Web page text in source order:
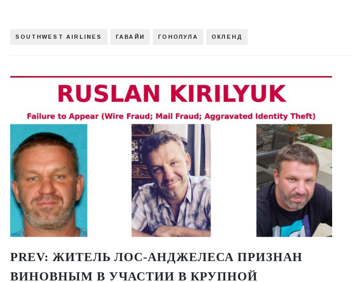
SOUTHWEST AIRLINES ГАВАЙИ ГОНОЛУЛА ОКЛЕНД
PREV: ЖИТЕЛЬ ЛОС-АНДЖЕЛЕСА ПРИЗНАН
ВИНОВНЫМ В УЧАСТИИ В КРУПНОЙ